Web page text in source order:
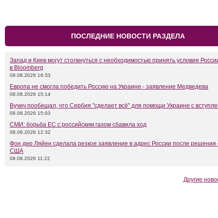
ПОСЛЕДНИЕ НОВОСТИ РАЗДЕЛА
Запад и Киев могут столкнуться с необходимостью принять условия
в Bloomberg
08.08.2026 16:33
Европа не смогла победить Россию на Украине - заявление Медведева
08.08.2026 15:14
Вучич пообещал, что Сербия "сделает всё" для помощи Украине с
08.08.2026 15:03
СМИ: борьба ЕС с российским газом сбавила ход
08.08.2026 12:32
Фон дер Ляйен сделала резкое заявление в адрес России после решения
США
08.08.2026 11:22
Другие